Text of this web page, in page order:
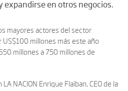
expandirse en otros negocios.
mayores actores del sector
millones más este año
millones a 750 millones de
NACION Enrique Flaiban, CEO de la